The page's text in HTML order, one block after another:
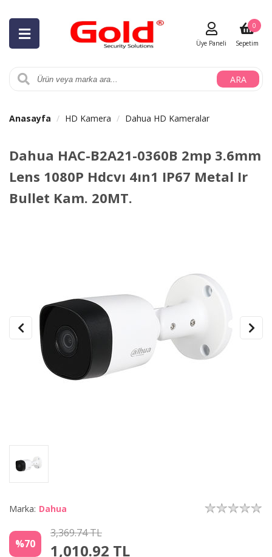
ARA
Üye Paneli Sepetim
0
Anasayfa HD Kamera Dahua HD Kameralar
Dahua HAC-B2A21-0360B 2mp 3.6mm
Lens 1080P Hdcvı 4ın1 IP67 Metal Ir
Bullet Kam. 20MT.
Marka: Dahua
%70
3,369.74 TL
1,010.92 TL